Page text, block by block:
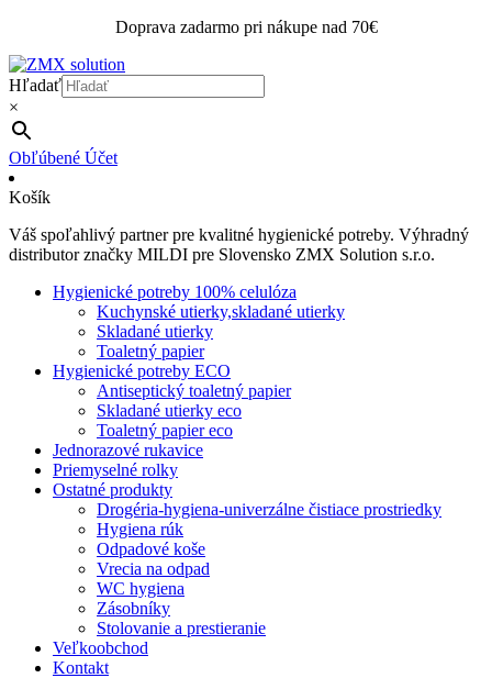
Doprava zadarmo pri nákupe nad 70€
Hľadať
×
Obľúbené Účet
Košík
Váš spoľahlivý partner pre kvalitné hygienické potreby. Výhradný
distributor značky MILDI pre Slovensko ZMX Solution s.r.o.
Hygienické potreby 100% celulóza
Kuchynské utierky,skladané utierky
Skladané utierky
Toaletný papier
Hygienické potreby ECO
Antiseptický toaletný papier
Skladané utierky eco
Toaletný papier eco
Jednorazové rukavice
Priemyselné rolky
Ostatné produkty
Drogéria-hygiena-univerzálne čistiace prostriedky
Hygiena rúk
Odpadové koše
Vrecia na odpad
WC hygiena
Zásobníky
Stolovanie a prestieranie
Veľkoobchod
Kontakt